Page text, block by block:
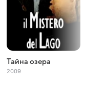
Тайна озера
2009